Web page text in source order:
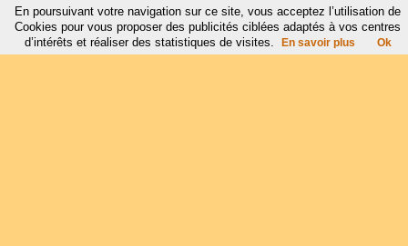
En poursuivant votre navigation sur ce site, vous acceptez l’utilisation de
Cookies pour vous proposer des publicités ciblées adaptés à vos centres
d’intérêts et réaliser des statistiques de visites.
En savoir plus Ok